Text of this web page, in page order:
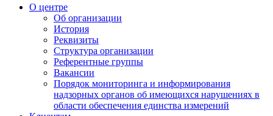
О центре
Об организации
История
Реквизиты
Структура организации
Референтные группы
Вакансии
Порядок мониторинга и информирования
надзорных органов об имеющихся нарушениях в
области обеспечения единства измерений